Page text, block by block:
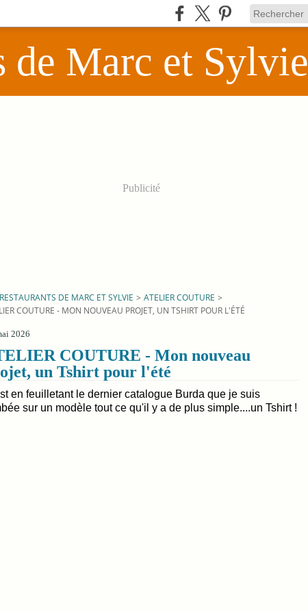
de Marc et Sylvie
Publicité
DE MARC ET SYLVIE > ATELIER COUTURE >
COUTURE - MON NOUVEAU PROJET, UN TSHIRT POUR L'ÉTÉ
2026
COUTURE - Mon nouveau
un Tshirt pour l'été
en feuilletant le dernier catalogue Burda que je suis
sur un modèle tout ce qu'il y a de plus simple....un Tshirt !